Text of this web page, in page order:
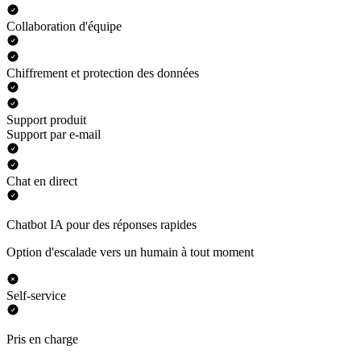
Collaboration d'équipe
Chiffrement et protection des données
Support produit
Support par e-mail
Chat en direct
Chatbot IA pour des réponses rapides
Option d'escalade vers un humain à tout moment
Self-service
Pris en charge